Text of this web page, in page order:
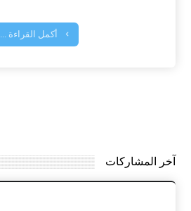
أكمل القراءة ...
آخر المشاركات